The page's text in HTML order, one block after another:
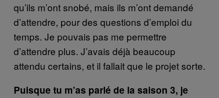
qu’ils m’ont snobé, mais ils m’ont demandé
d’attendre, pour des questions d’emploi du
temps. Je pouvais pas me permettre
d’attendre plus. J’avais déjà beaucoup
attendu certains, et il fallait que le projet sorte.
Puisque tu m’as parlé de la saison 3, je